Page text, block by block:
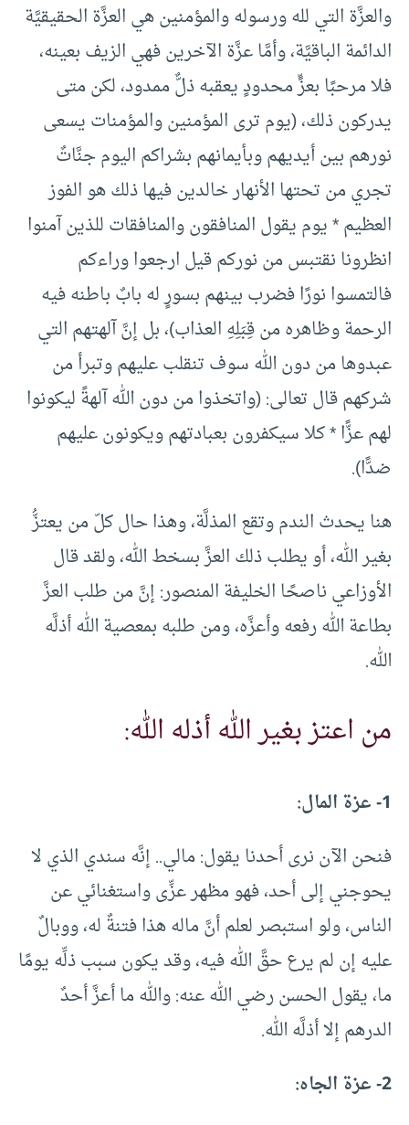
والعزَّة التي لله ورسوله والمؤمنين هي العزَّة الحقيقيَّة
الدائمة الباقيَّة، وأمَّا عزَّة الآخرين فهي الزيف بعينه،
فلا مرحبًا بعزٍّ محدودٍ يعقبه ذلٌّ ممدود، لكن متى
يدركون ذلك، (يوم ترى المؤمنين والمؤمنات يسعى
نورهم بين أيديهم وبأيمانهم بشراكم اليوم جنَّاتٌ
تجري من تحتها الأنهار خالدين فيها ذلك هو الفوز
العظيم * يوم يقول المنافقون والمنافقات للذين آمنوا
انظرونا نقتبس من نوركم قيل ارجعوا وراءكم
فالتمسوا نورًا فضرب بينهم بسورٍ له بابٌ باطنه فيه
الرحمة وظاهره من قِبَلِهِ العذاب)، بل إنَّ آلهتهم التي
عبدوها من دون الله سوف تنقلب عليهم وتبرأ من
شركهم قال تعالى: (واتخذوا من دون الله آلهةً ليكونوا
لهم عزًّا * كلا سيكفرون بعبادتهم ويكونون عليهم
ضدًّا).
هنا يحدث الندم وتقع المذلَّة، وهذا حال كلّ من يعتزُّ
بغير الله، أو يطلب ذلك العزَّ بسخط الله، ولقد قال
الأوزاعي ناصحًا الخليفة المنصور: إنَّ من طلب العزَّ
بطاعة الله رفعه وأعزَّه، ومن طلبه بمعصية الله أذلَّه
الله.
من اعتز بغير الله أذله الله:
1- عزة المال:
فنحن الآن نرى أحدنا يقول: مالي.. إنَّه سندي الذي لا
يحوجني إلى أحد، فهو مظهر عزِّى واستغنائي عن
الناس، ولو استبصر لعلم أنَّ ماله هذا فتنةٌ له، ووبالٌ
عليه إن لم يرع حقَّ الله فيه، وقد يكون سبب ذلِّه يومًا
ما، يقول الحسن رضي الله عنه: والله ما أعزَّ أحدٌ
الدرهم إلا أذلَّه الله.
2- عزة الجاه: